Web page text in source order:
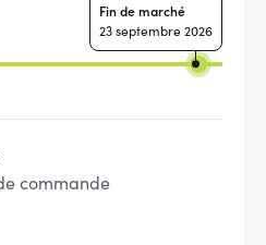
Fin de marché
23 septembre 2026
commande